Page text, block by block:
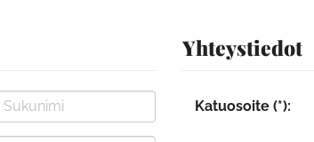
Yhteystiedot
Katuosoite (*):